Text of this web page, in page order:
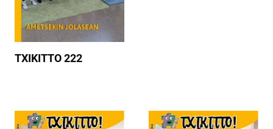
TXIKITTO 222